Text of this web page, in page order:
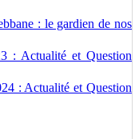
: le gardien de nos
: Actualité et Question
: Actualité et Question